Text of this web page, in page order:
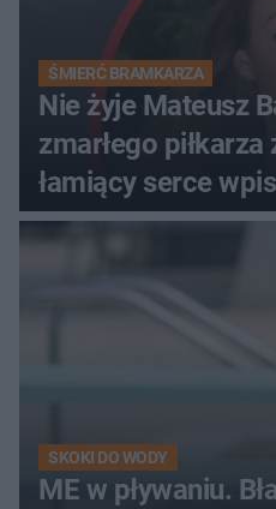
ŚMIERĆ BRAMKARZA
Nie żyje Mateusz
zmarłego piłkarza
łamiący serce wpis
SKOKI DO WODY
ME w pływaniu.